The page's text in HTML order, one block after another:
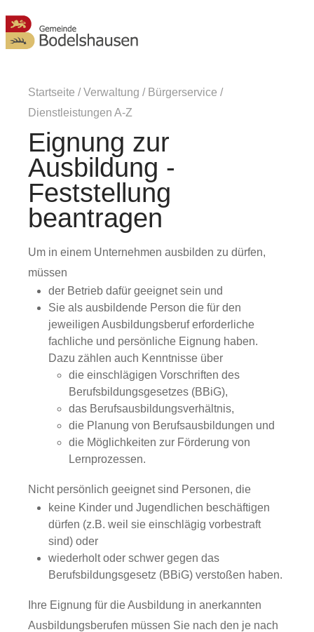
Startseite /Verwaltung / Bürgerservice /
Dienstleistungen A-Z
Eignung zur
Ausbildung -
Feststellung
beantragen
Um in einem Unternehmen ausbilden zu dürfen,
müssen
der Betrieb dafür geeignet sein und
Sie als ausbildende Person die für den
jeweiligen Ausbildungsberuf erforderliche
fachliche und persönliche Eignung haben.
Dazu zählen auch Kenntnisse über
die einschlägigen Vorschriften des
Berufsbildungsgesetzes (BBiG),
das Berufsausbildungsverhältnis,
die Planung von Berufsausbildungen und
die Möglichkeiten zur Förderung von
Lernprozessen.
Nicht persönlich geeignet sind Personen, die
keine Kinder und Jugendlichen beschäftigen
dürfen (z.B. weil sie einschlägig vorbestraft
sind) oder
wiederholt oder schwer gegen das
Berufsbildungsgesetz (BBiG) verstoßen haben.
Ihre Eignung für die Ausbildung in anerkannten
Ausbildungsberufen müssen Sie nach den je nach